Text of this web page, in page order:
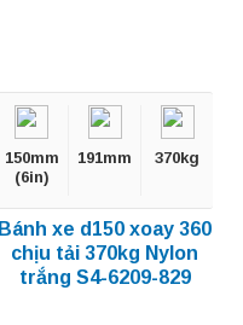
150mm
(6in)
191mm 370kg
Bánh xe d150 xoay 360
chịu tải 370kg Nylon
trắng S4-6209-829